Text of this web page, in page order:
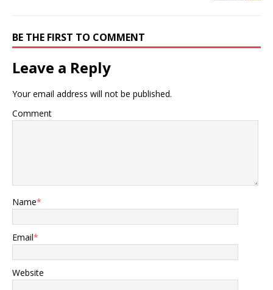
BE THE FIRST TO COMMENT
Leave a Reply
Your email address will not be published.
Comment
Name*
Email*
Website